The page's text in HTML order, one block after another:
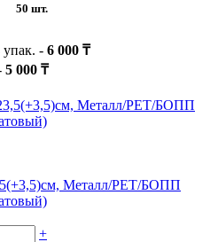
50 шт.
упак. - 6 000 ₸
5 000 ₸
Металл/PET/БОПП
+